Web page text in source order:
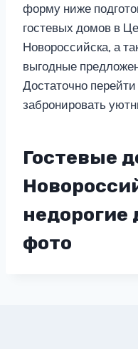
форму ниже
гостевых домов в
Новороссийска, а
выгодные
Достаточно
забронировать
Гостевые
недорогие
фото